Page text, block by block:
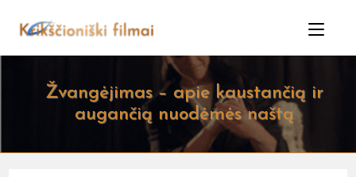
Žvangėjimas – apie kaustančią ir
augančią nuodėmės naštą